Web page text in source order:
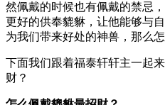
然佩戴的时候也有佩戴的禁忌
更好的供奉貔貅，让他能够与
为我们带来好处的神兽，那么
下面我们跟着福泰轩轩主一起
财？